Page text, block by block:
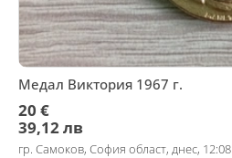
Медал Виктория 1967 г.
20 €
39,12 лв
гр. Самоков, София област, днес, 12:08